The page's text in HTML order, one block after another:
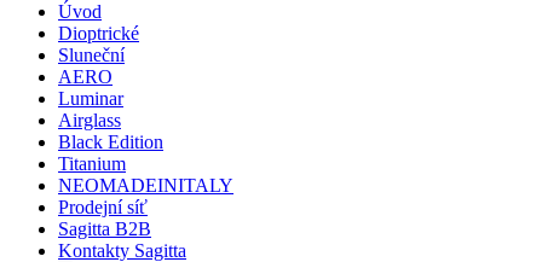
Úvod
Dioptrické
Sluneční
AERO
Luminar
Airglass
Black Edition
Titanium
NEOMADEINITALY
Prodejní síť
Sagitta B2B
Kontakty Sagitta